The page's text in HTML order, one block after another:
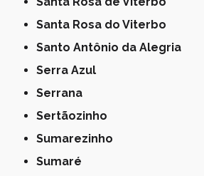
Santa Rosa do Viterbo
Santo Antônio da Alegria
Serra Azul
Serrana
Sertãozinho
Sumarezinho
Sumaré